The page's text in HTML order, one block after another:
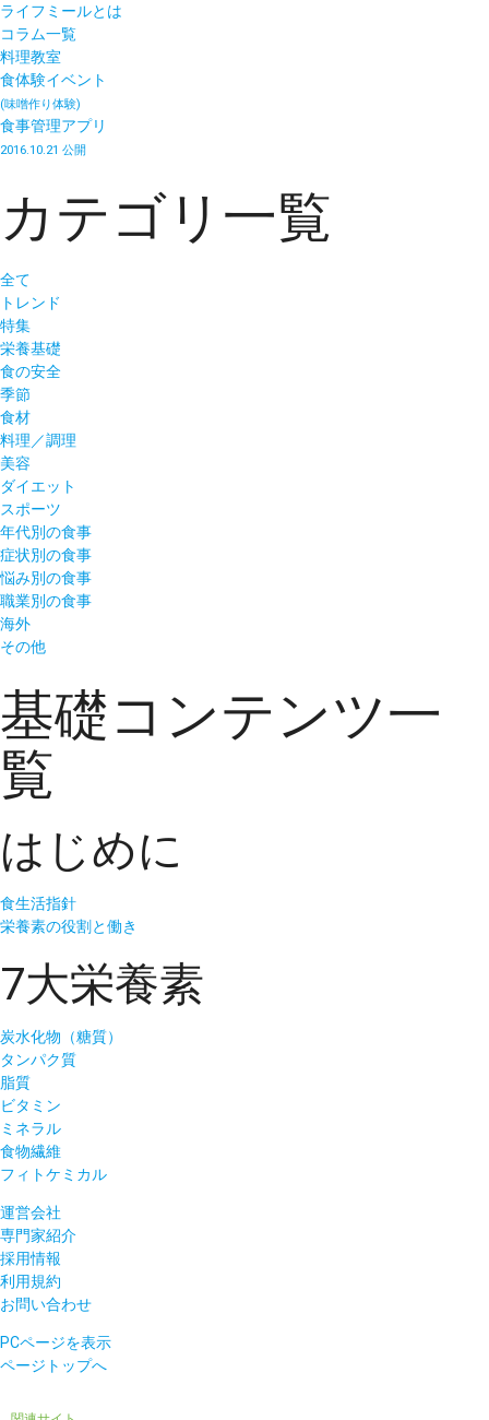
ライフミールとは
コラム一覧
料理教室
食体験イベント
(味噌作り体験)
食事管理アプリ
2016.10.21 公開
カテゴリ一覧
全て
トレンド
特集
栄養基礎
食の安全
季節
食材
料理／調理
美容
ダイエット
スポーツ
年代別の食事
症状別の食事
悩み別の食事
職業別の食事
海外
その他
基礎コンテンツ一
覧
はじめに
食生活指針
栄養素の役割と働き
7大栄養素
炭水化物（糖質）
タンパク質
脂質
ビタミン
ミネラル
食物繊維
フィトケミカル
運営会社
専門家紹介
採用情報
利用規約
お問い合わせ
PCページを表示
ページトップへ